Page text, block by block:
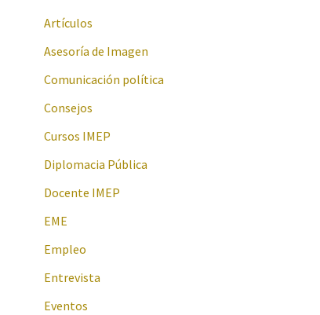
Artículos
Asesoría de Imagen
Comunicación política
Consejos
Cursos IMEP
Diplomacia Pública
Docente IMEP
EME
Empleo
Entrevista
Eventos